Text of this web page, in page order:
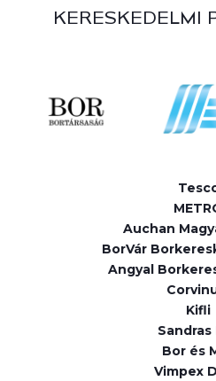
KERESKEDELMI
Auchan
BorVár
Angyal
Kifli
Bor és
Vimpex